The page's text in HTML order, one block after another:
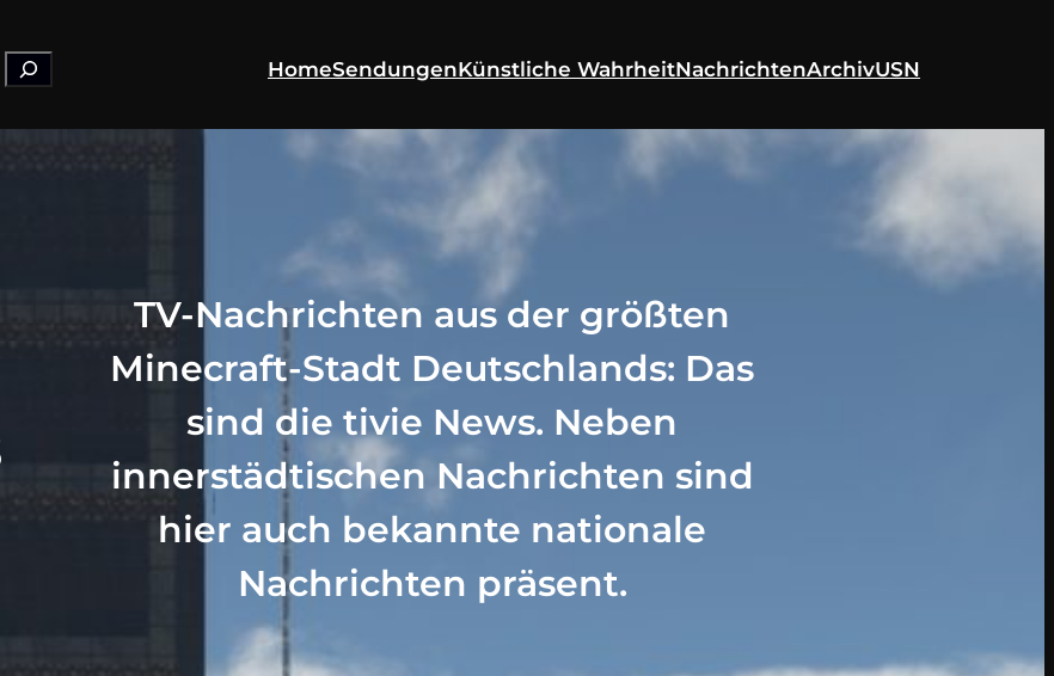
Suchen HomeSendungenKünstliche WahrheitNachrichtenArchivUSN
TV-Nachrichten aus der größten
Minecraft-Stadt Deutschlands: Das
sind die tivie News. Neben
innerstädtischen Nachrichten sind
hier auch bekannte nationale
Nachrichten präsent.